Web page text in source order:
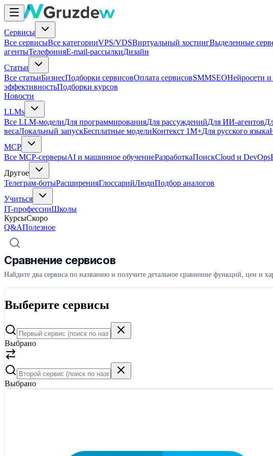
Сервисы
Все сервисыВсе категорииVPS/VDSВиртуальный хостингВыделенные
агентыТелефонияE-mail-рассылкиДизайн
Статьи
Все статьиБизнесПодборки сервисовОплата сервисовSMMSEOНейросети
эффективностьПодборки курсов
Новости
LLMs
Все LLM-моделиДля программированияДля рассужденийДля ИИ-агентов
весаЛокальный запускБесплатные моделиКонтекст 1M+Для русского языка
MCP
Все MCP-серверыAI и машинное обучениеРазработкаПоискCloud и DevOps
Другое
Телеграм-ботыРасширенияГлоссарийЛюдиПодбор аналогов
Учиться
IT-профессииШколы
КурсыСкоро
Q&AПолезное
Сравнение сервисов
Найдите два сервиса по названию и получите детальное сравнение функций, цен и
Выберите сервисы
Выбрано
Выбрано